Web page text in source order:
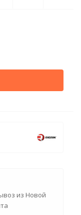
из Новой